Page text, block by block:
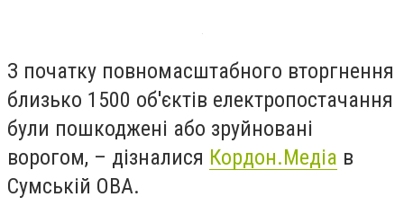
З початку повномасштабного вторгнення
близько 1500 об'єктів електропостачання
були пошкоджені або зруйновані
ворогом, – дізналися Кордон.Медіа в
Сумській ОВА.